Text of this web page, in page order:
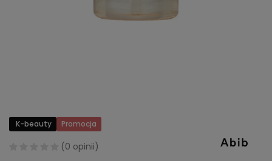
K-beauty Promocja
(0 opinii)